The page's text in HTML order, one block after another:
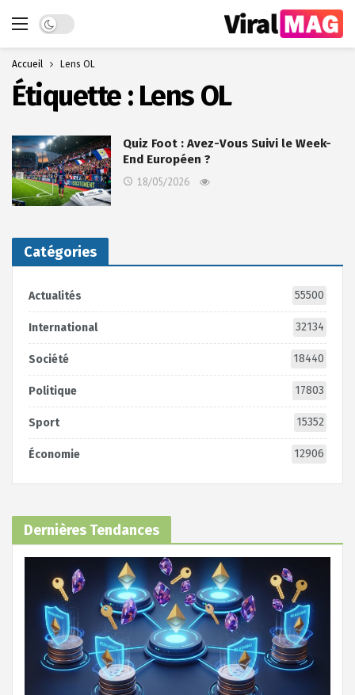
Dark mode
Accueil Lens OL
Étiquette : Lens OL
Quiz Foot : Avez-Vous Suivi le Week-
End Européen ?
18/05/2026
Catégories
Actualités 55500
International 32134
Société 18440
Politique 17803
Sport 15352
Économie 12906
Dernières Tendances